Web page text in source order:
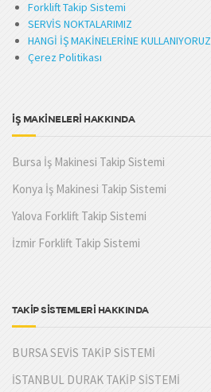
Forklift Takip Sistemi
SERVİS NOKTALARIMIZ
HANGİ İŞ MAKİNELERİNE KULLANIYORUZ
Çerez Politikası
İŞ MAKİNELERİ HAKKINDA
Bursa İş Makinesi Takip Sistemi
Konya İş Makinesi Takip Sistemi
Yalova Forklift Takip Sistemi
İzmir Forklift Takip Sistemi
TAKİP SİSTEMLERİ HAKKINDA
BURSA SEVİS TAKİP SİSTEMİ
İSTANBUL DURAK TAKİP SİSTEMİ